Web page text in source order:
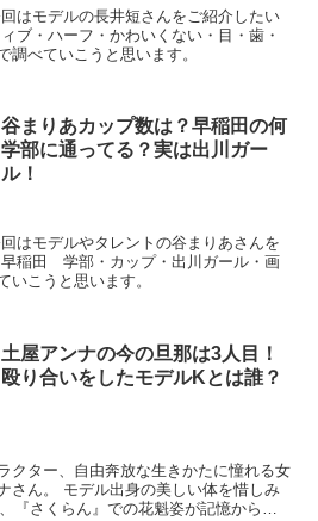
はモデルの長井短さんをご紹介したい
ブ・ハーフ・かわいくない・目・歯・
調べていこうと思います。
谷まりあカップ数は？早稲田の何
学部に通ってる？実は出川ガー
ル！
はモデルやタレントの谷まりあさんを
稲田 学部・カップ・出川ガール・画
いこうと思います。
土屋アンナの今の旦那は3人目！
殴り合いをしたモデルKとは誰？
クター、自由奔放な生きかたに憧れる女
さん。 モデル出身の美しい体を惜しみ
『さくらん』での花魁姿が記憶から消